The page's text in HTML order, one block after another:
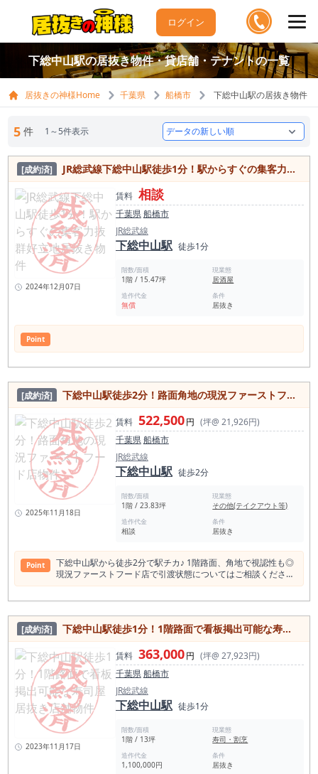
ログイン
下総中山駅の居抜き物件・貸店舗・テナントの一覧
居抜きの神様Home 千葉県 船橋市 下総中山駅の居抜き物件
5 件 1～5件表示
[成約済] JR総武線下総中山駅徒歩1分！駅からすぐの集客力抜群好立地居抜き物件
2024年12月07日
賃料 相談
千葉県船橋市
JR総武線
下総中山駅 徒歩1分
階数/面積
1階 / 15.47坪
現業態
居酒屋
造作代金
無償
条件
居抜き
Point
[成約済] 下総中山駅徒歩2分！路面角地の現況ファーストフード店物件
2025年11月18日
賃料 522,500円 (坪@ 21,926円)
千葉県船橋市
JR総武線
下総中山駅 徒歩2分
階数/面積
1階 / 23.83坪
現業態
その他(テイクアウト等)
造作代金
相談
条件
居抜き
Point
下総中山駅から徒歩2分で駅チカ♪ 1階路面、角地で視認性も◎
現況ファーストフード店で引渡状態についてはご相談くださ
い。
[成約済] 下総中山駅徒歩1分！1階路面で看板掲出可能な寿司屋居抜き店舗物件
2023年11月17日
賃料 363,000円 (坪@ 27,923円)
千葉県船橋市
JR総武線
下総中山駅 徒歩1分
階数/面積
1階 / 13坪
現業態
寿司・割烹
造作代金
1,100,000円
条件
居抜き